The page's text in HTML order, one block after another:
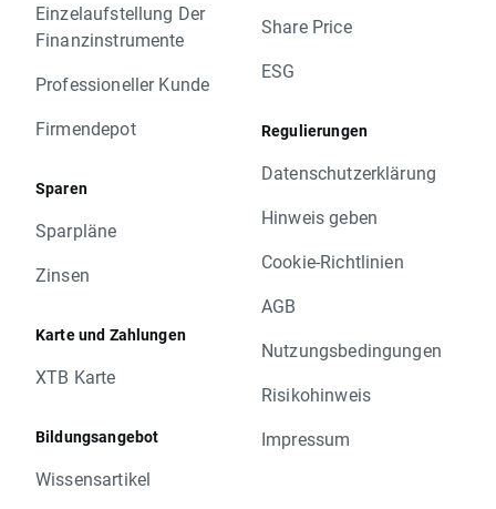
Einzelaufstellung Der
Finanzinstrumente
Professioneller Kunde
Firmendepot
Sparen
Sparpläne
Zinsen
Karte und Zahlungen
XTB Karte
Bildungsangebot
Wissensartikel
Share Price
ESG
Regulierungen
Datenschutzerklärung
Hinweis geben
Cookie-Richtlinien
AGB
Nutzungsbedingungen
Risikohinweis
Impressum